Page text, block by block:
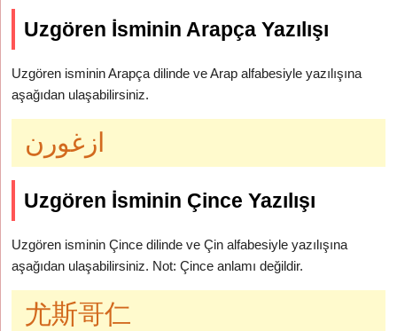
Uzgören İsminin Arapça Yazılışı
Uzgören isminin Arapça dilinde ve Arap alfabesiyle yazılışına
aşağıdan ulaşabilirsiniz.
ازغورن
Uzgören İsminin Çince Yazılışı
Uzgören isminin Çince dilinde ve Çin alfabesiyle yazılışına
aşağıdan ulaşabilirsiniz. Not: Çince anlamı değildir.
尤斯哥仁